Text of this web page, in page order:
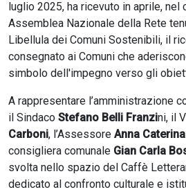
luglio 2025, ha ricevuto in aprile, nel
Assemblea Nazionale della Rete
Libellula dei Comuni Sostenibili, il
consegnato ai Comuni che
simbolo dell'impegno verso gli
A rappresentare l’amministrazione
il Sindaco Stefano Belli Franzini, il
Carboni, l’Assessore Anna
consigliera comunale Gian Carla
svolta nello spazio del Caffè
dedicato al confronto culturale e